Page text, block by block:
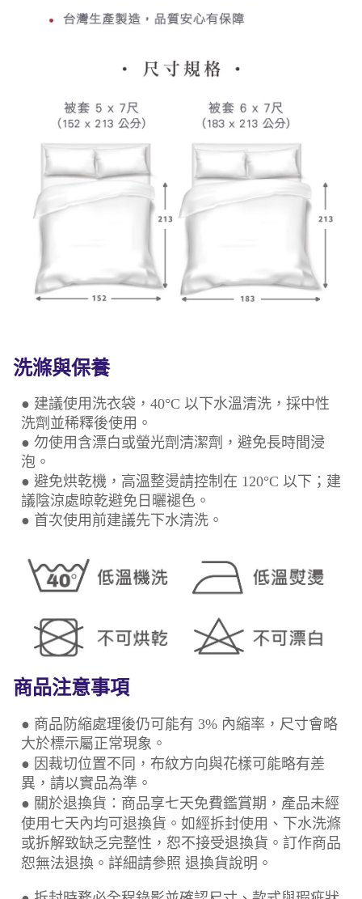
洗滌與保養
● 建議使用洗衣袋，40°C 以下水溫清洗，採中性
洗劑並稀釋後使用。
● 勿使用含漂白或螢光劑清潔劑，避免長時間浸
泡。
● 避免烘乾機，高溫整燙請控制在 120°C 以下；建
議陰涼處晾乾避免日曬褪色。
● 首次使用前建議先下水清洗。
商品注意事項
● 商品防縮處理後仍可能有 3% 內縮率，尺寸會略
大於標示屬正常現象。
● 因裁切位置不同，布紋方向與花樣可能略有差
異，請以實品為準。
● 關於退換貨：商品享七天免費鑑賞期，產品未經
使用七天內均可退換貨。如經拆封使用、下水洗滌
或拆解致缺乏完整性，恕不接受退換貨。訂作商品
恕無法退換。詳細請參照 退換貨說明。